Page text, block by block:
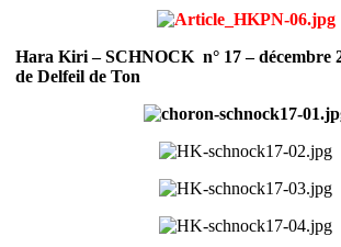
Hara Kiri – SCHNOCK n° 17 – décembre
de Delfeil de Ton